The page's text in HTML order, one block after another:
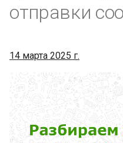
л
з
а
ц
и
я
GREEN-API: MAX
Медленная загрузка
файлов
Отправка больших файлов
Массовая рассылка
Сообщения со ссылками
веб-сайты
отправки
14 марта 2025 г.